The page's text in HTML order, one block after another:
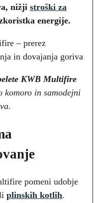
nižji stroški za
energije.
KWB Multifire
komoro in samodejni
pomeni udobje
plinskih kotlih.